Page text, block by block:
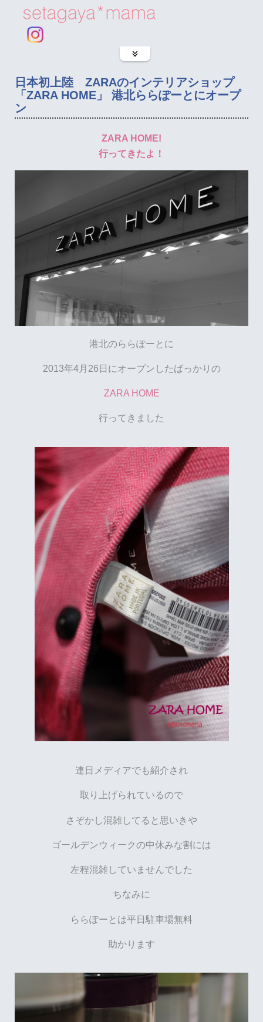
日本初上陸 ZARAのインテリアショップ
「ZARA HOME」 港北ららぽーとにオープ
ン
ZARA HOME!
行ってきたよ！
港北のららぽーとに
2013年4月26日にオープンしたばっかりの
ZARA HOME
行ってきました
連日メディアでも紹介され
取り上げられているので
さぞかし混雑してると思いきや
ゴールデンウィークの中休みな割には
左程混雑していませんでした
ちなみに
ららぽーとは平日駐車場無料
助かります